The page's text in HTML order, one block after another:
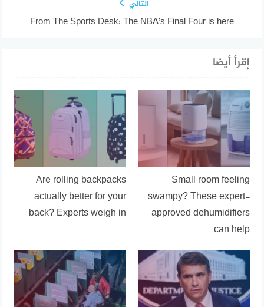
التالي
From The Sports Desk: The NBA’s Final Four is here
إقرأ أيضا
Small room feeling
swampy? These expert-
approved dehumidifiers
can help
Are rolling backpacks
actually better for your
back? Experts weigh in